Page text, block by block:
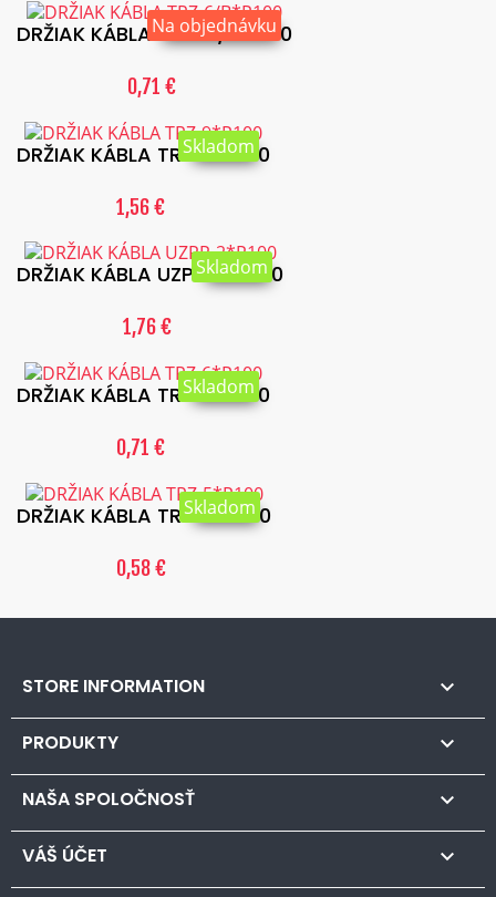
DRŽIAK KÁBLA TRZ-6/B*P100
0,71 €
Na objednávku
DRŽIAK KÁBLA TRZ-9*P100
1,56 €
Skladom
DRŽIAK KÁBLA UZPP-2*P100
1,76 €
Skladom
DRŽIAK KÁBLA TRZ-6*P100
0,71 €
Skladom
DRŽIAK KÁBLA TRZ-5*P100
0,58 €
Skladom
STORE INFORMATION 
PRODUKTY 
NAŠA SPOLOČNOSŤ 
VÁŠ ÚČET 